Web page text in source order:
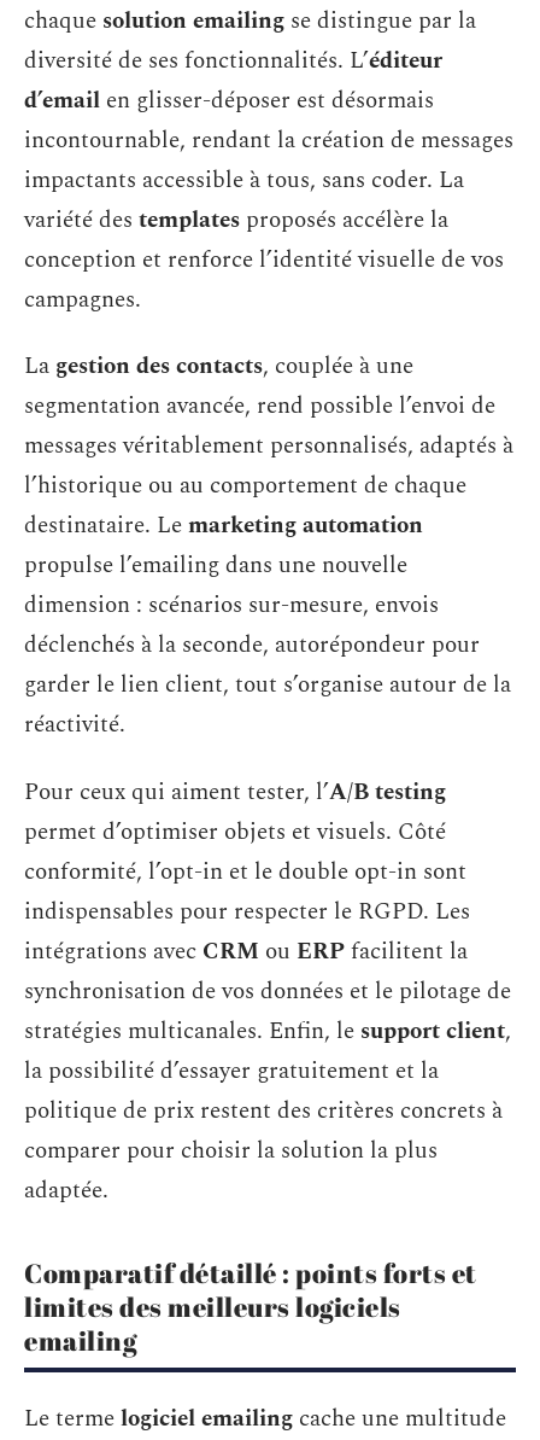
chaque solution emailing se distingue par la
diversité de ses fonctionnalités. L’éditeur
d’email en glisser-déposer est désormais
incontournable, rendant la création de messages
impactants accessible à tous, sans coder. La
variété des templates proposés accélère la
conception et renforce l’identité visuelle de vos
campagnes.
La gestion des contacts, couplée à une
segmentation avancée, rend possible l’envoi de
messages véritablement personnalisés, adaptés à
l’historique ou au comportement de chaque
destinataire. Lemarketing automation
propulse l’emailing dans une nouvelle
dimension : scénarios sur-mesure, envois
déclenchés à la seconde, autorépondeur pour
garder le lien client, tout s’organise autour de la
réactivité.
Pour ceux qui aiment tester, l’A/B testing
permet d’optimiser objets et visuels. Côté
conformité, l’opt-in et le double opt-in sont
indispensables pour respecter le RGPD. Les
intégrations avec CRM ou ERPfacilitent la
synchronisation de vos données et le pilotage de
stratégies multicanales. Enfin, le support client,
la possibilité d’essayer gratuitement et la
politique de prix restent des critères concrets à
comparer pour choisir la solution la plus
adaptée.
Comparatif détaillé : points forts et
limites des meilleurs logiciels
emailing
Le termelogiciel emailing cache une multitude